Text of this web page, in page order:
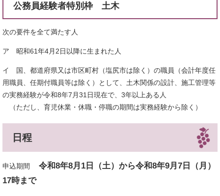
公務員経験者特別枠 土木
次の要件を全て満たす人
ア 昭和61年4月2日以降に生まれた人
イ 国、都道府県又は市区町村（塩尻市は除く）の職員（会計年度任
用職員、任期付職員等は除く）として、土木関係の設計、施工管理等
の実務経験が令和8年7月31日現在で、3年以上ある人
（ただし、育児休業・休職・停職の期間は実務経験から除く）
日程
申込期間 令和8年8月1 日（土）から令和8年9月7日（月）
17時まで